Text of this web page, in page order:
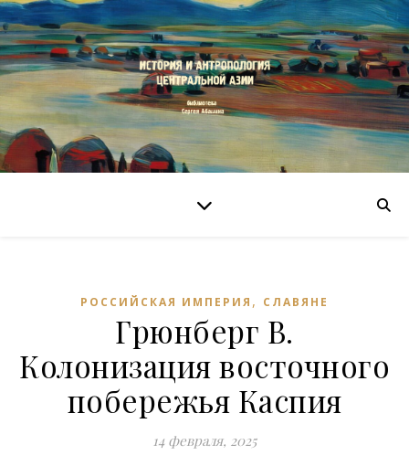
РОССИЙСКАЯ ИМПЕРИЯ , СЛАВЯНЕ
Грюнберг В.
Колонизация восточного
побережья Каспия
14 февраля, 2025